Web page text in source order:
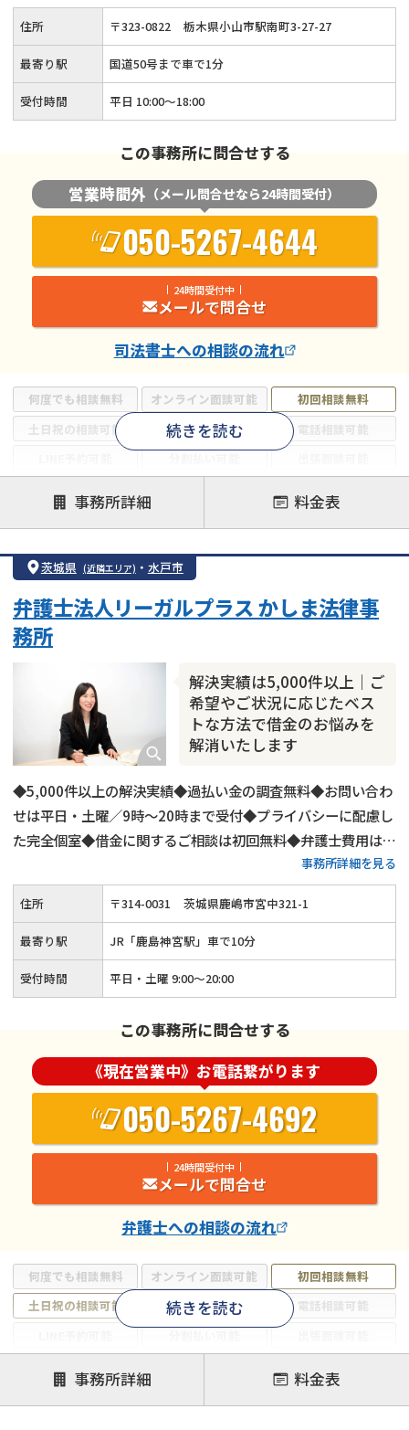
当事務所は、一般的な法律事務所に比べ、比較的リーズナブル
な費用設定
になっているかと思います。減額報酬はいただいて
おりませんし、分割払いも可能です。「少しでも安く債務整理
を行いたい」とお考えの方は、他事務所様の費用と比較した上
でぜひご依頼ください。経済的負担が少ない形でご依頼を受け
何度でも相談無料 オンライン面談可能
初回相談無料
土日祝の相談可能
19時以降電話可能
電話相談可能
借金返済相談・交渉
自己破産
任意整理
個人再生
時効援用
会社破産・法人破産
住宅ローン
消費者金融・サラ金
カードローン
続きを読む
住所 〒323-0822 栃木県小山市駅南町3-27-27
最寄り駅 国道50号まで車で1分
受付時間 平日 10:00〜18:00
この事務所に問合せする
営業時間外 （メール問合せなら24時間受付）
050-5267-4644
24時間受付中
メールで問合せ
司法書士への相談の流れ
事務所詳細 料金表
茨城県 (近隣エリア) ・ 水戸市
解決実績は5,000件以上｜ご
希望やご状況に応じたベス
トな方法で借金のお悩みを
解消いたします
弁護士法人リーガルプラス かしま法律事
務所
◆5,000件以上の解決実績◆過払い金の調査無料◆お問い合わ
せは平日・土曜／9時〜20時まで受付◆プライバシーに配慮し
た完全個室◆借金に関するご相談は初回無料◆弁護士費用は分
割払いも可◆JR「鹿島神宮駅」から車で10分（イオン鹿島店
そば）
事務所詳細を見る
何度でも相談無料 オンライン面談可能
初回相談無料
土日祝の相談可能
19時以降電話可能
電話相談可能
続きを読む
住所 〒314-0031 茨城県鹿嶋市宮中321-1
最寄り駅 JR「鹿島神宮駅」車で10分
受付時間 平日・土曜 9:00～20:00
この事務所に問合せする
《現在営業中》お電話繋がります
050-5267-4692
24時間受付中
メールで問合せ
弁護士への相談の流れ
事務所詳細 料金表